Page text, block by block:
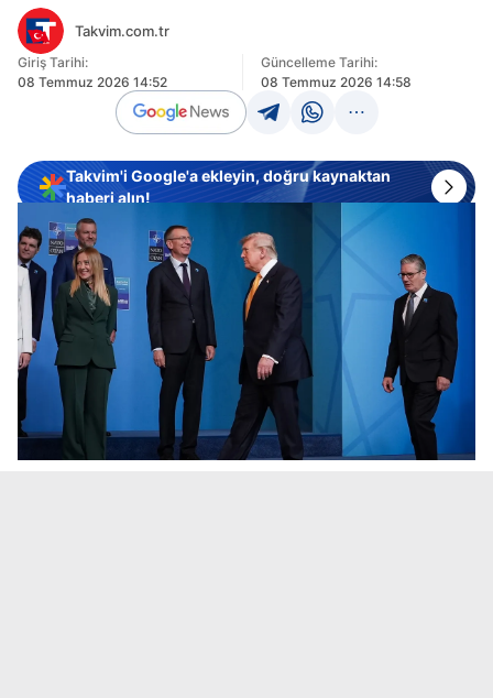
Takvim.com.tr
Giriş Tarihi:
08 Temmuz 2026 14:52
Güncelleme Tarihi:
08 Temmuz 2026 14:58
Takvim'i Google'a ekleyin, doğru kaynaktan
haberi alın!